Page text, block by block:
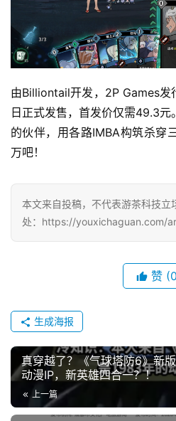
接
会
上
海
站
中
文
由Billiontail开发，2P Games
日正式发售，首发价仅需49.3
的伙伴，用各路IMBA构筑杀穿
万吧！
本文来自投稿，不代表游茶科技立
处：https://youxichaguan.com/
赞
生成海报
真穿越了？《气球塔防6》新
动漫IP，新英雄四合一？！
上一篇